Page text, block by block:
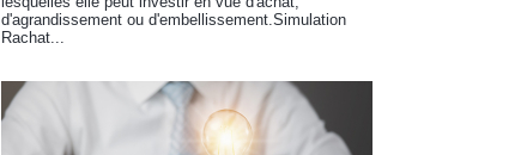
d'agrandissement ou d'embellissement.Simulation
Rachat...